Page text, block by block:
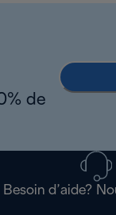
de
Besoin d’aide?